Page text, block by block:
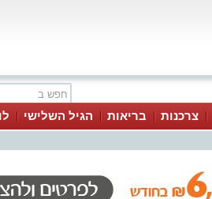
צרכנות בריאות הגיל השלישי